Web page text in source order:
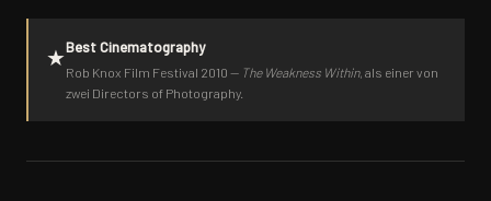
★Best Cinematography
Rob Knox Film Festival 2010 — The Weakness Within, als einer von
zwei Directors of Photography.